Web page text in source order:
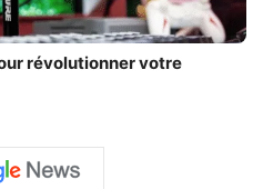
révolutionner votre